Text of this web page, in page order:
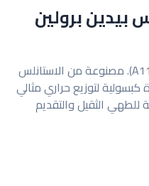
بيدين برولين
مقلاية كوركماز برولين 32 سم (A1189). مصنوعة من الاستانلس
بقاعدة كبسولية لتوزيع حراري مثالي
للطهي الثقيل والتقديم